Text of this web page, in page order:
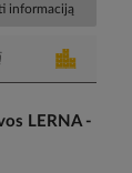
informaciją
LERNA -